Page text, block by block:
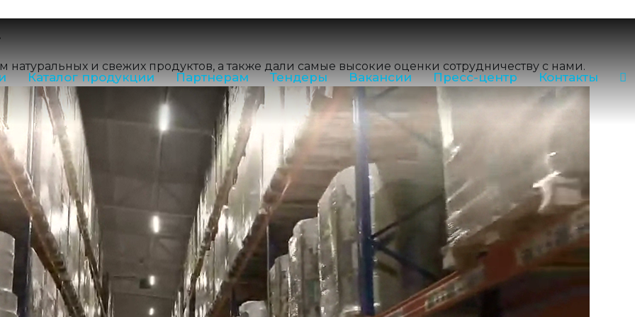
Каталог продукции Партнерам Тендеры Вакансии Пресс-центр Контакты
Отдел продаж: (81755) 2-18-62,(81755) 2-07-13
Производство, лаборатория: (81755) 2-10-14
Контакты отделов
и свежих продуктов, а также дали самые высокие оценки сотрудничеству с нами.